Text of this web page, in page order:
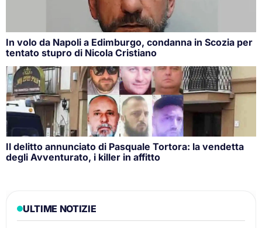
In volo da Napoli a Edimburgo, condanna in Scozia per
tentato stupro di Nicola Cristiano
Il delitto annunciato di Pasquale Tortora: la vendetta
degli Avventurato, i killer in affitto
ULTIME NOTIZIE